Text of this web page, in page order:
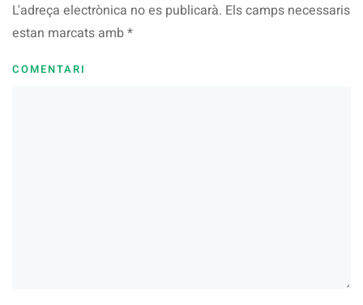
L'adreça electrònica no es publicarà. Els camps necessaris
estan marcats amb*
COMENTARI